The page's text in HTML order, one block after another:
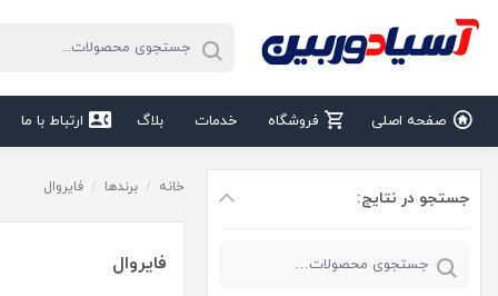
صفحه اصلی فروشگاه خدمات بلاگ ارتباط با ما
جستجو در نتایج:
خانه / برندها / فایروال
فایروال